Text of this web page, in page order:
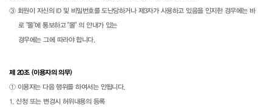
③ 회원이 자신의 ID 및 비밀번호를 도난당하거나 제3자가 사용하고 있음을 인지한 경우에는 바
로 "몰"에 통보하고 "몰" 의 안내가 있는
경우에는 그에 따라야 합니다.
제 20조 (이용자의 의무)
① 이용자는 다음 행위를 하여서는 안됩니다.
1. 신청 또는 변경시 허위내용의 등록